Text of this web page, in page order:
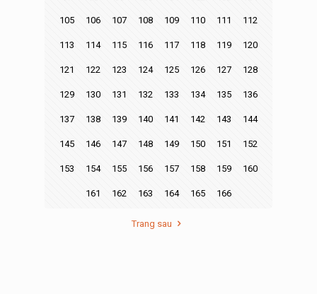
105 106 107 108 109 110 111 112
113 114 115 116 117 118 119 120
121 122 123 124 125 126 127 128
129 130 131 132 133 134 135 136
137 138 139 140 141 142 143 144
145 146 147 148 149 150 151 152
153 154 155 156 157 158 159 160
161 162 163 164 165 166
Trang sau